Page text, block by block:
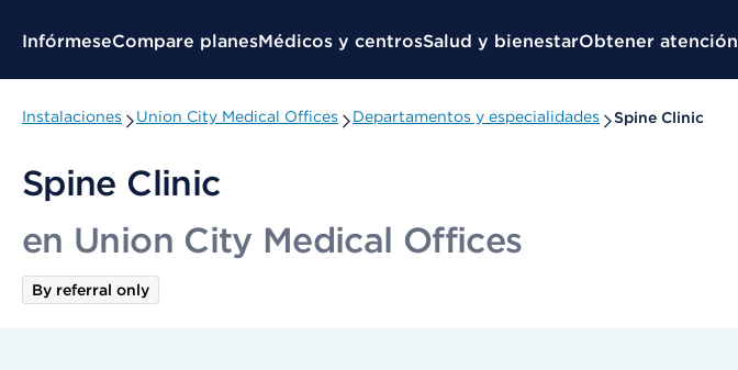
Menú contextual
InfórmeseCompare planesMédicos y centrosSalud y bienestarObtener atención
Instalaciones Union City Medical Offices Departamentos y especialidades Spine Clinic
Spine Clinic
en Union City Medical Offices
By referral only